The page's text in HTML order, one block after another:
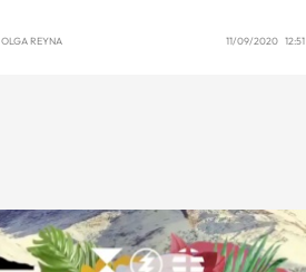
OLGA REYNA 11/09/2020 12:51